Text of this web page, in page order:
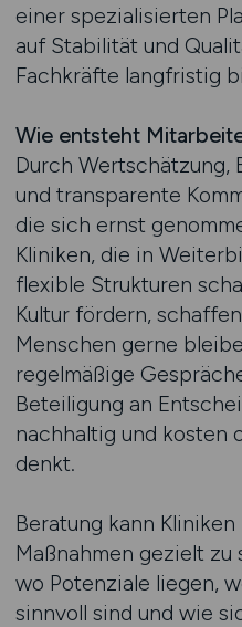
einer spezialisierten
auf Stabilität und
Fachkräfte langfristig
Wie entsteht
Durch Wertschätzung,
und transparente
die sich ernst
Kliniken, die in
flexible Strukturen
Kultur fördern,
Menschen gerne
regelmäßige
Beteiligung an
nachhaltig und kosten
denkt.
Beratung kann
Maßnahmen gezielt
wo Potenziale liegen,
sinnvoll sind und wie